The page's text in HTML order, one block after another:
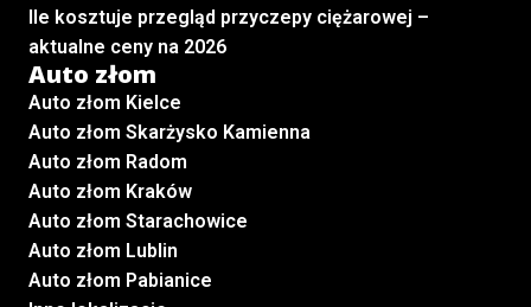
Ile kosztuje przegląd przyczepy ciężarowej –
aktualne ceny na 2026
Auto złom
Auto złom Kielce
Auto złom Skarżysko Kamienna
Auto złom Radom
Auto złom Kraków
Auto złom Starachowice
Auto złom Lublin
Auto złom Pabianice